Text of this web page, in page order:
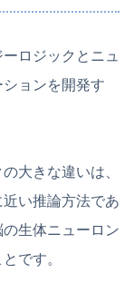
ロジックとニュ
ョンを開発す
大きな違いは、
い推論方法であ
生体ニューロン
です。